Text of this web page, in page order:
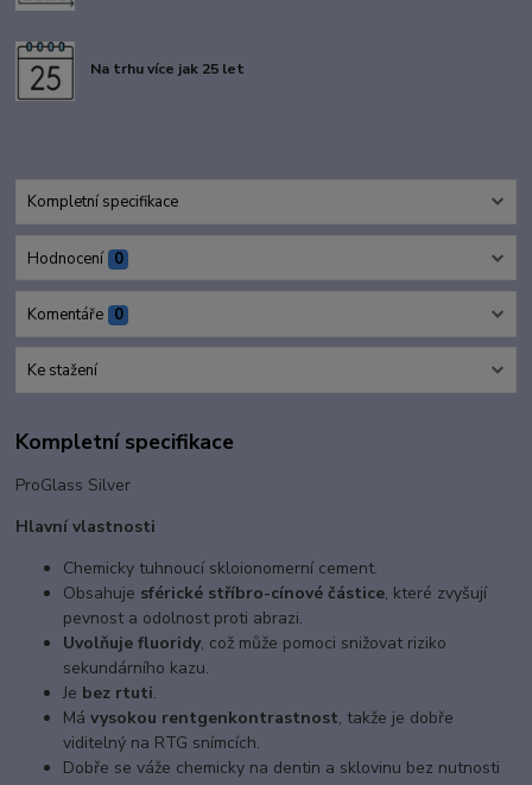
Na trhu více jak 25 let
Kompletní specifikace
Hodnocení 0
Komentáře 0
Ke stažení
Kompletní specifikace
ProGlass Silver
Hlavní vlastnosti
Chemicky tuhnoucí skloionomerní cement.
Obsahuje sférické stříbro-cínové částice, které zvyšují
pevnost a odolnost proti abrazi.
Uvolňuje fluoridy, což může pomoci snižovat riziko
sekundárního kazu.
Je bez rtuti.
Mávysokou rentgenkontrastnost, takže je dobře
viditelný na RTG snímcích.
Dobře se váže chemicky na dentin a sklovinu bez nutnosti